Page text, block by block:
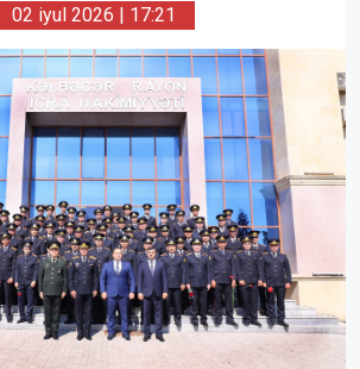
02 iyul 2026 | 17:21